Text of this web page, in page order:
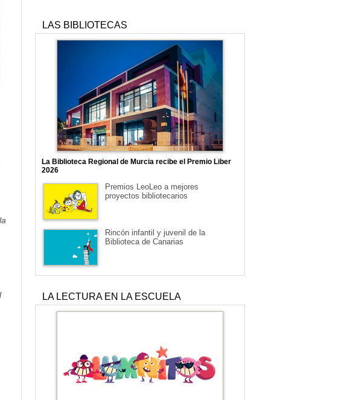
LAS BIBLIOTECAS
La Biblioteca Regional de Murcia recibe el Premio Liber
2026
Premios LeoLeo a mejores
proyectos bibliotecarios
Rincón infantil y juvenil de la
Biblioteca de Canarias
LA LECTURA EN LA ESCUELA